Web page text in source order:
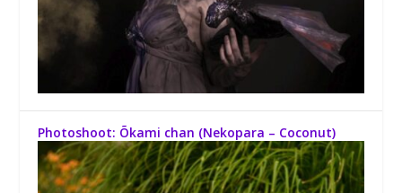
Photoshoot: Õkami chan (Nekopara – Coconut)